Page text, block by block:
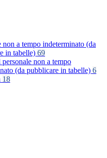
non a tempo indeterminato (da
in tabelle) 69
non a tempo
(da pubblicare in tabelle) 6
18